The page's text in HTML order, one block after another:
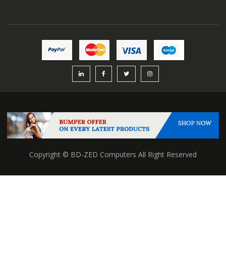
Copyright © BD-ZED Computers All Right Reserved